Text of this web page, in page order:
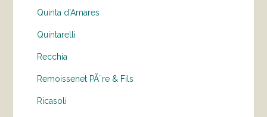
Quinta d'Amares
Quintarelli
Recchia
Remoissenet PÃ¨re & Fils
Ricasoli